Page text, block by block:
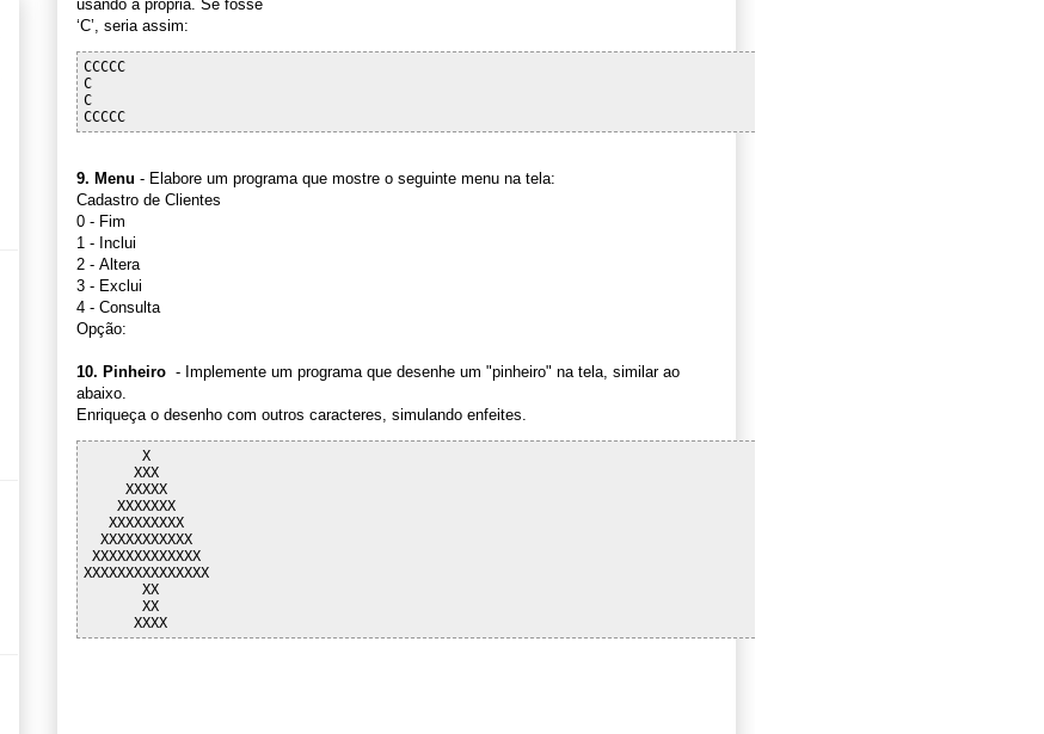
usando a própria. Se fosse
‘C’, seria assim:
CCCCC
C
C
9. Menu - Elabore um programa que mostre o seguinte menu na tela:
Cadastro de Clientes
0 - Fim
1 - Inclui
2 - Altera
3 - Exclui
4 - Consulta
Opção:
10. Pinheiro - Implemente um programa que desenhe um "pinheiro" na tela, similar ao
abaixo.
Enriqueça o desenho com outros caracteres, simulando enfeites.
       X
      XXX
     XXXXX
    XXXXXXX
   XXXXXXXXX
  XXXXXXXXXXX
XXXXXXXXXXXXX
XXXXXXXXXXXXXXX
       XX
       XX